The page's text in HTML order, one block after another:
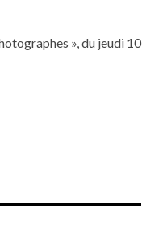
», du jeudi 10